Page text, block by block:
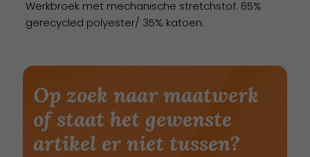
Werkbroek met mechanische stretchstof. 65%
gerecycled polyester/ 35% katoen.
Op zoek naar maatwerk
of staat het gewenste
artikel er niet tussen?